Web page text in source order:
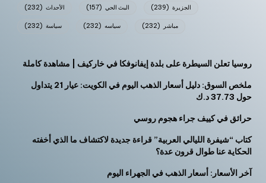
الأحداث (232) البث الحي (157) الجزيرة (239)
سياسة (232) سياسه (232) مباشر (232)
روسيا تعلن السيطرة على بلدة إيفانوفكا في خاركيف | مشاهدة كاملة
ملخص السوق: دليل أسعار الذهب اليوم في الكويت: عيار 21 يتداول
حول 37.73 د.ك
حرائق في كييف جراء هجوم روسي
كتاب “شيفرة الليالي العربية” قراءة جديدة لاكتشاف ما الذي أخفته
الحكاية عنا طوال قرون عدة؟
آخر الأسعار: أسعار الذهب في الجهراء اليوم